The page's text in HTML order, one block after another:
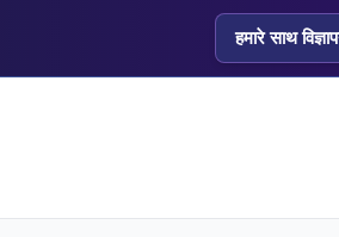
हमारे साथ